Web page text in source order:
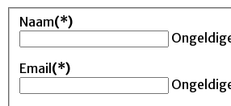
Naam(*)
Email (*)